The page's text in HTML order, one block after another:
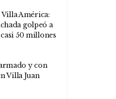
América:
golpeó a
50 millones
y con
Villa Juan